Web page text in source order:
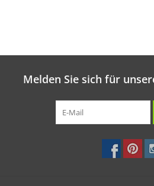
Aussaat:
Saatkiste am hellen Standort.
nicht bedecken.
Melden Sie sich für